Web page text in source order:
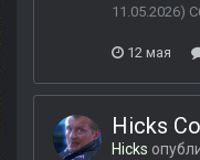
11.05.2026)
12 мая
Hicks
Hicks